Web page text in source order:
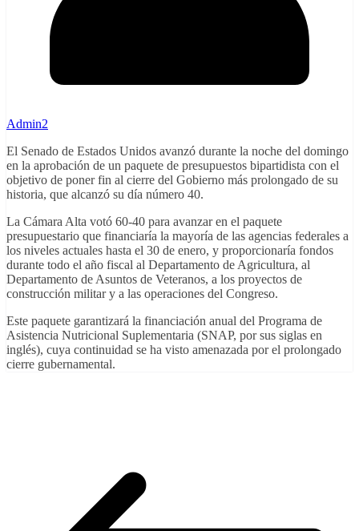
Admin2
El Senado de Estados Unidos avanzó durante la noche del domingo
en la aprobación de un paquete de presupuestos bipartidista con el
objetivo de poner fin al cierre del Gobierno más prolongado de su
historia, que alcanzó su día número 40.
La Cámara Alta votó 60-40 para avanzar en el paquete
presupuestario que financiaría la mayoría de las agencias federales a
los niveles actuales hasta el 30 de enero, y proporcionaría fondos
durante todo el año fiscal al Departamento de Agricultura, al
Departamento de Asuntos de Veteranos, a los proyectos de
construcción militar y a las operaciones del Congreso.
Este paquete garantizará la financiación anual del Programa de
Asistencia Nutricional Suplementaria (SNAP, por sus siglas en
inglés), cuya continuidad se ha visto amenazada por el prolongado
cierre gubernamental.